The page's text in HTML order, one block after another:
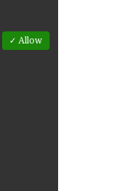
✓ Allow